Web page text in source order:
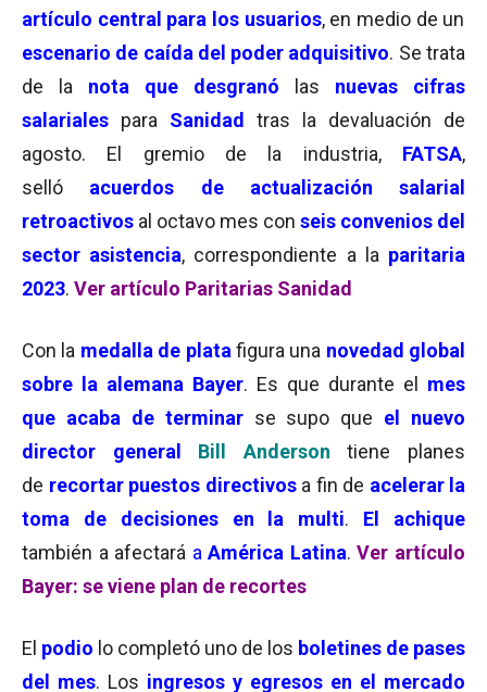
artículo central para los usuarios, en medio de un
escenario de caída del poder adquisitivo. Se trata
de la nota que desgranó las nuevas cifras
salariales para Sanidad
tras la devaluación de
agosto. El gremio de la industria, FATSA,
selló acuerdos de actualización salarial
retroactivos al octavo mes con seis convenios del
sector asistencia, correspondiente a la paritaria
2023. Ver artículo Paritarias Sanidad
Con la medalla de plata figura una novedad global
sobre la alemana Bayer. Es que durante el mes
que acaba de terminar se supo que el nuevo
director general
Bill Anderson
tiene planes
de recortar puestos directivos a fin de acelerar la
toma de decisiones en la multi. El achique
también a afectará aAmérica Latina.Ver artículo
Bayer: se viene plan de recortes
El podio lo completó uno de los boletines de pases
del mes. Los ingresos y egresos en el mercado